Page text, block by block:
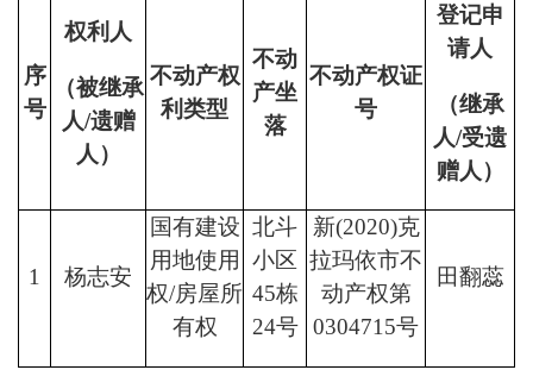
序
号
权利人
（被继承
人/遗赠
人）
不动产权
利类型
不动
产坐
落
不动产权证
号
登记申
请人
（继承
人/受遗
赠人）
1 杨志安
国有建设
用地使用
权/房屋所
有权
北斗
小区
45栋
24号
新(2020)克
拉玛依市不
动产权第
0304715号
田翻蕊